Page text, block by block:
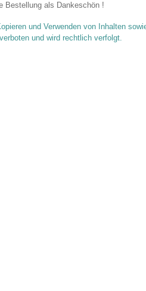
Bestellung als Dankeschön !
und Verwenden von Inhalten
und wird rechtlich verfolgt.